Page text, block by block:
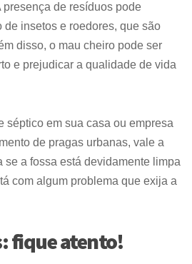
presença de resíduos pode
de insetos e roedores, que são
disso, o mau cheiro pode ser
e prejudicar a qualidade de vida
séptico em sua casa ou empresa
de pragas urbanas, vale a
se a fossa está devidamente limpa
com algum problema que exija a
fique atento!